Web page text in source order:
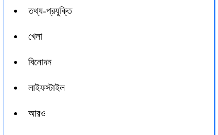
তথ্য-প্রযুক্তি
খেলা
বিনোদন
লাইফস্টাইল
আরও